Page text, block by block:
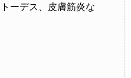
ーデス、皮膚筋炎な